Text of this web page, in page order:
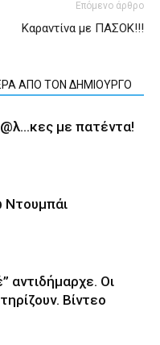
Επόμενο άρθρο
Καραντίνα με ΠΑΣΟΚ!!!
ΑΠΟ ΤΟΝ ΔΗΜΙΟΥΡΓΟ
με πατέντα!
αντιδήμαρχε. Οι
Βίντεο